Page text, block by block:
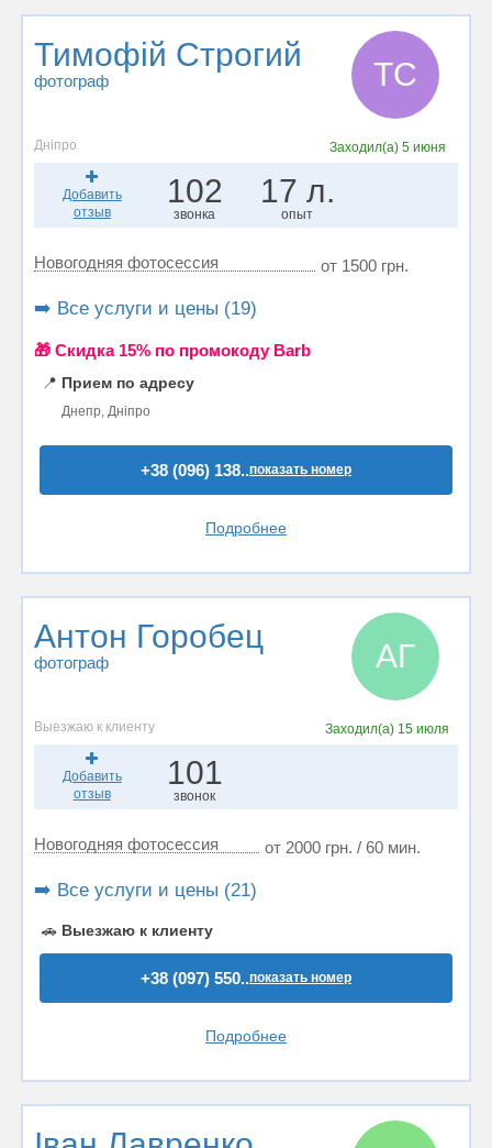
Тимофій Строгий
фотограф ТС
Дніпро Заходил(а) 5 июня
Добавить
отзыв
102
звонка
17 л.
опыт
Новогодняя фотосессия от 1500 грн.
➡️ Все услуги и цены (19)
🎁 Cкидка 15% по промокоду Barb
📍 Прием по адресу
Днепр, Дніпро
+38 (096) 138..показать номер
Подробнее
Антон Горобец
фотограф АГ
Выезжаю к клиенту Заходил(а) 15 июля
Добавить
отзыв
101
звонок
Новогодняя фотосессия от 2000 грн. / 60 мин.
➡️ Все услуги и цены (21)
🚗 Выезжаю к клиенту
+38 (097) 550..показать номер
Подробнее